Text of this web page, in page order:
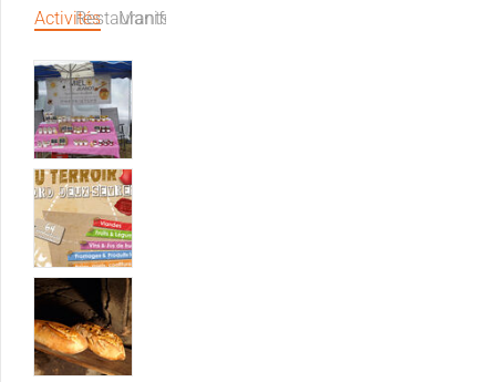
ActivitésRestaurantsManifestations